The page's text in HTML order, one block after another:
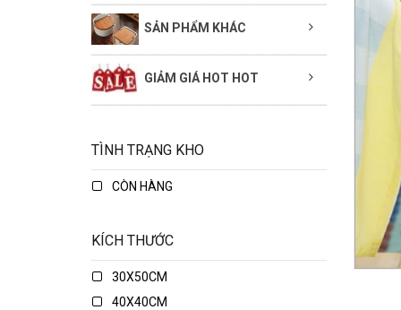
SẢN PHẨM KHÁC
GIẢM GIÁ HOT HOT
TÌNH TRẠNG KHO
CÒN HÀNG
KÍCH THƯỚC
30X50CM
40X40CM